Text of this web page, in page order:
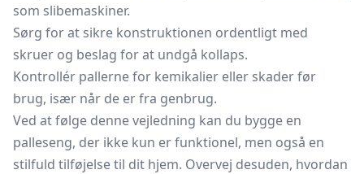
som slibemaskiner.
Sørg for at sikre konstruktionen ordentligt med
skruer og beslag for at undgå kollaps.
Kontrollér pallerne for kemikalier eller skader før
brug, især når de er fra genbrug.
Ved at følge denne vejledning kan du bygge en
palleseng, der ikke kun er funktionel, men også en
stilfuld tilføjelse til dit hjem. Overvej desuden, hvordan